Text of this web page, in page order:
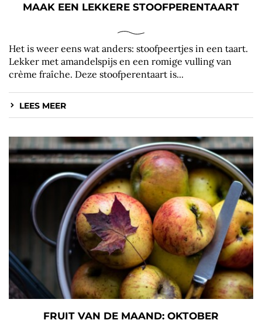
MAAK EEN LEKKERE STOOFPERENTAART
Het is weer eens wat anders: stoofpeertjes in een taart.
Lekker met amandelspijs en een romige vulling van
crème fraîche. Deze stoofperentaart is...
LEES MEER
FRUIT VAN DE MAAND: OKTOBER